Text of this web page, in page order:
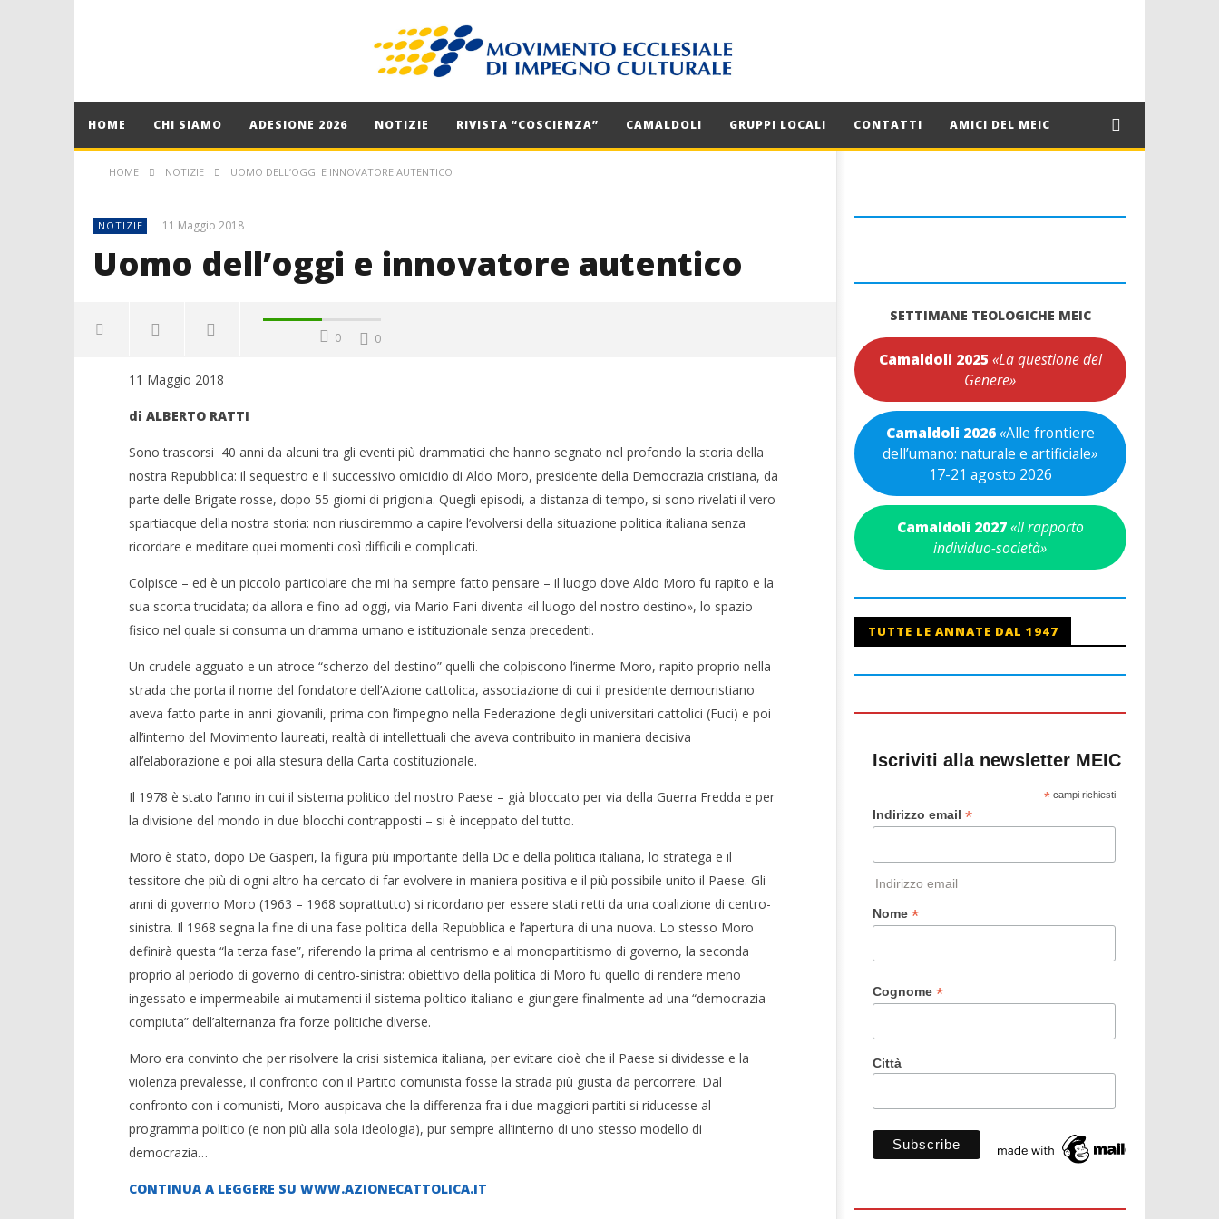
HOME CHI SIAMO ADESIONE 2026 NOTIZIE RIVISTA “COSCIENZA” CAMALDOLI GRUPPI LOCALI CONTATTI AMICI DEL MEIC
HOME NOTIZIE UOMO DELL’OGGI E INNOVATORE AUTENTICO
NOTIZIE 11 Maggio 2018
Uomo dell’oggi e innovatore autentico
0 0
11 Maggio 2018
di ALBERTO RATTI
Sono trascorsi 40 anni da alcuni tra gli eventi più drammatici che hanno segnato nel profondo la storia della
nostra Repubblica: il sequestro e il successivo omicidio di Aldo Moro, presidente della Democrazia cristiana, da
parte delle Brigate rosse, dopo 55 giorni di prigionia. Quegli episodi, a distanza di tempo, si sono rivelati il vero
spartiacque della nostra storia: non riusciremmo a capire l’evolversi della situazione politica italiana senza
ricordare e meditare quei momenti così difficili e complicati.
Colpisce – ed è un piccolo particolare che mi ha sempre fatto pensare – il luogo dove Aldo Moro fu rapito e la
sua scorta trucidata; da allora e fino ad oggi, via Mario Fani diventa «il luogo del nostro destino», lo spazio
fisico nel quale si consuma un dramma umano e istituzionale senza precedenti.
Un crudele agguato e un atroce “scherzo del destino” quelli che colpiscono l’inerme Moro, rapito proprio nella
strada che porta il nome del fondatore dell’Azione cattolica, associazione di cui il presidente democristiano
aveva fatto parte in anni giovanili, prima con l’impegno nella Federazione degli universitari cattolici (Fuci) e poi
all’interno del Movimento laureati, realtà di intellettuali che aveva contribuito in maniera decisiva
all’elaborazione e poi alla stesura della Carta costituzionale.
Il 1978 è stato l’anno in cui il sistema politico del nostro Paese – già bloccato per via della Guerra Fredda e per
la divisione del mondo in due blocchi contrapposti – si è inceppato del tutto.
Moro è stato, dopo De Gasperi, la figura più importante della Dc e della politica italiana, lo stratega e il
tessitore che più di ogni altro ha cercato di far evolvere in maniera positiva e il più possibile unito il Paese. Gli
anni di governo Moro (1963 – 1968 soprattutto) si ricordano per essere stati retti da una coalizione di centro-
sinistra. Il 1968 segna la fine di una fase politica della Repubblica e l’apertura di una nuova. Lo stesso Moro
definirà questa “la terza fase”, riferendo la prima al centrismo e al monopartitismo di governo, la seconda
proprio al periodo di governo di centro-sinistra: obiettivo della politica di Moro fu quello di rendere meno
ingessato e impermeabile ai mutamenti il sistema politico italiano e giungere finalmente ad una “democrazia
compiuta” dell’alternanza fra forze politiche diverse.
Moro era convinto che per risolvere la crisi sistemica italiana, per evitare cioè che il Paese si dividesse e la
violenza prevalesse, il confronto con il Partito comunista fosse la strada più giusta da percorrere. Dal
confronto con i comunisti, Moro auspicava che la differenza fra i due maggiori partiti si riducesse al
programma politico (e non più alla sola ideologia), pur sempre all’interno di uno stesso modello di
democrazia…
CONTINUA A LEGGERE SU WWW.AZIONECATTOLICA.IT
SETTIMANE TEOLOGICHE MEIC
Camaldoli 2025 «La questione del
Genere»
Camaldoli 2026«Alle frontiere
dell’umano: naturale e artificiale»
17-21 agosto 2026
Camaldoli 2027 «Il rapporto
individuo-società»
TUTTE LE ANNATE DAL 1947
Iscriviti alla newsletter MEIC
* campi richiesti
Indirizzo email *
Indirizzo email
Nome *
Cognome *
Città